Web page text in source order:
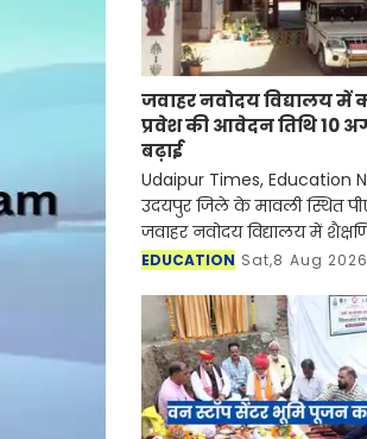
जवाहर नवोदय विद्यालय में
प्रवेश की आवेदन तिथि 10
बढ़ाई
Udaipur Times, Education
उदयपुर जिले के मावली स्थित
जवाहर नवोदय विद्यालय में
2027-28 के लिए कक्षा 6 में
के ऑनलाइन आवेदन
EDUCATION Sat,8 Aug 2026